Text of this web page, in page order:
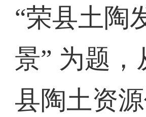
“荣县土陶
景” 为题，
县陶土资